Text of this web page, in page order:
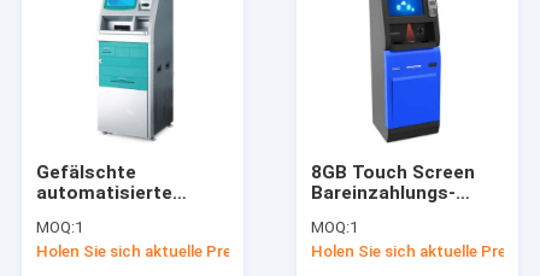
Gefälschte
automatisierte
Geschäfts-ISO9001
24 Stunden
MOQ:1
Holen Sie sich aktuelle Preis
8GB Touch Screen
Bareinzahlungs-
Geldumtausch-ATM-
Maschine
MOQ:1
Holen Sie sich aktuelle Preis